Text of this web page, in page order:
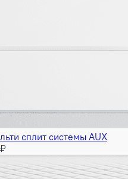
сплит системы AUX